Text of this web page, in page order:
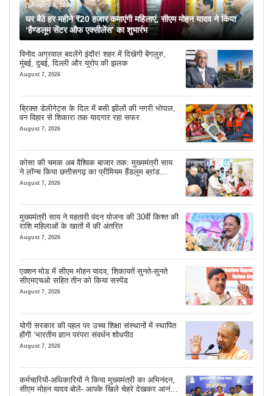
August 8, 2026
घर बैठे हर महीने ₹20 हजार कमाएंगी महिलाएं, सीएम मोहन यादव ने किया
‘हैण्डलूम सेंटर ऑफ एक्सीलेंस’ का शुभारंभ
विनोद अग्रवाल बदलेंगे इंदौर! शहर में दिखेगी बेंगलुरु,
मुंबई, दुबई, दिल्ली और यूरोप की झलक
August 7, 2026
ब्रिक्स डेलीगेट्स के दिल में बसी झीलों की नगरी भोपाल,
वन विहार से शिकारा तक यादगार रहा सफर
August 7, 2026
कोसा की चमक अब वैश्विक बाजार तक: मुख्यमंत्री साय
ने लॉन्च किया छत्तीसगढ़ का प्रीमियम हैंडलूम ब्रांड
‘कोशल फैब’
August 7, 2026
मुख्यमंत्री साय ने महतारी वंदन योजना की 30वीं किश्त की
राशि महिलाओं के खातों में की अंतरित
August 7, 2026
एक्शन मोड में सीएम मोहन यादव, शिकायतें सुनते-सुनते
सीएमएचओ सहित तीन को किया सस्पेंड
August 7, 2026
योगी सरकार की पहल पर उच्च शिक्षा संस्थानों में स्थापित
होंगी ‘भारतीय ज्ञान परंपरा संवर्धन शोधपीठ
August 7, 2026
कर्मचारियों-अधिकारियों ने किया मुख्यमंत्री का अभिनंदन,
सीएम मोहन यादव बोले- आपके खिले चेहरे देखकर आनंद